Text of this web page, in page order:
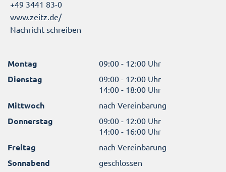
+49 3441 83-0
www.zeitz.de/
Nachricht schreiben
Montag 09:00 - 12:00 Uhr
Dienstag
09:00 - 12:00 Uhr
14:00 - 18:00 Uhr
Mittwoch nach Vereinbarung
Donnerstag
09:00 - 12:00 Uhr
14:00 - 16:00 Uhr
Freitag nach Vereinbarung
Sonnabend geschlossen